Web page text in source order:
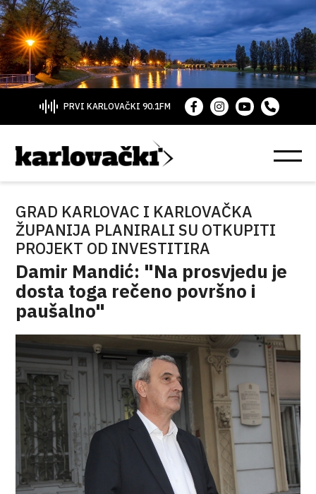
PRVI KARLOVAČKI 90.1FM
GRAD KARLOVAC I KARLOVAČKA
ŽUPANIJA PLANIRALI SU OTKUPITI
PROJEKT OD INVESTITIRA
Damir Mandić: "Na prosvjedu je
dosta toga rečeno površno i
paušalno"